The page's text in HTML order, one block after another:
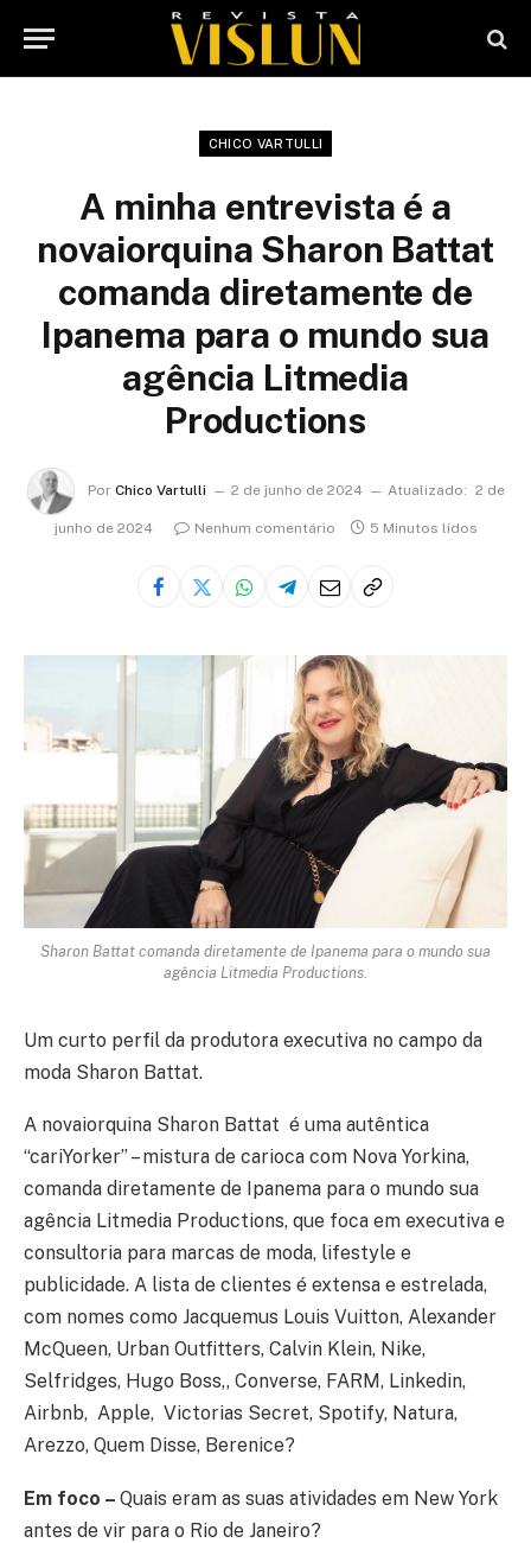
CHICO VARTULLI
A minha entrevista é a
novaiorquina Sharon Battat
comanda diretamente de
Ipanema para o mundo sua
agência Litmedia
Productions
Por Chico Vartulli 2 de junho de 2024 Atualizado: 2 de
junho de 2024 Nenhum comentário 5 Minutos lidos
Sharon Battat comanda diretamente de Ipanema para o mundo sua
agência Litmedia Productions.
Um curto perfil da produtora executiva no campo da
moda Sharon Battat.
A novaiorquina Sharon Battat é uma autêntica
“cariYorker” – mistura de carioca com Nova Yorkina,
comanda diretamente de Ipanema para o mundo sua
agência Litmedia Productions, que foca em executiva e
consultoria para marcas de moda, lifestyle e
publicidade. A lista de clientes é extensa e estrelada,
com nomes como Jacquemus Louis Vuitton, Alexander
McQueen, Urban Outfitters, Calvin Klein, Nike,
Selfridges, Hugo Boss,, Converse, FARM, Linkedin,
Airbnb, Apple, Victorias Secret, Spotify, Natura,
Arezzo, Quem Disse, Berenice?
Em foco – Quais eram as suas atividades em New York
antes de vir para o Rio de Janeiro?